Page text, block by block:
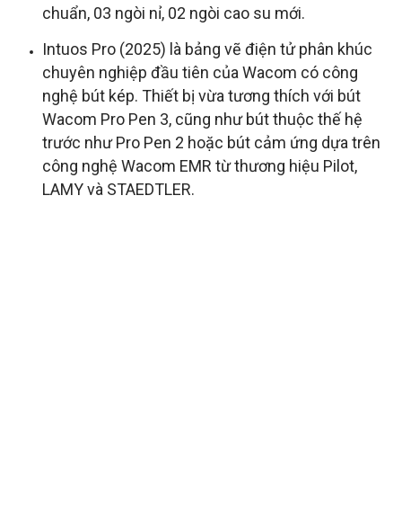
chuẩn, 03 ngòi nỉ, 02 ngòi cao su mới.
Intuos Pro (2025) là bảng vẽ điện tử phân khúc
chuyên nghiệp đầu tiên của Wacom có công
nghệ bút kép. Thiết bị vừa tương thích với bút
Wacom Pro Pen 3, cũng như bút thuộc thế hệ
trước như Pro Pen 2 hoặc bút cảm ứng dựa trên
công nghệ Wacom EMR từ thương hiệu Pilot,
LAMY và STAEDTLER.